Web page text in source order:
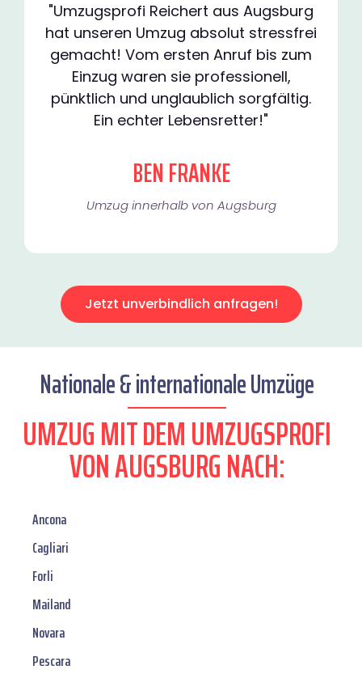
"Umzugsprofi Reichert aus Augsburg
hat unseren Umzug absolut stressfrei
gemacht! Vom ersten Anruf bis zum
Einzug waren sie professionell,
pünktlich und unglaublich sorgfältig.
Ein echter Lebensretter!"
BEN FRANKE
Umzug innerhalb von Augsburg​
Jetzt unverbindlich anfragen!
Nationale & internationale Umzüge
UMZUG MIT DEM UMZUGSPROFI
VON AUGSBURG NACH:
Ancona
Cagliari
Forli
Mailand
Novara
Pescara